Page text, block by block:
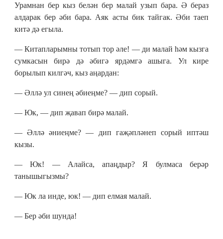
Урамнан бер кыз белән бер малай узып бара. Ә бераз
алдарак бер әби бара. Аяк асты бик тайгак. Әби таеп
китә дә егыла.
— Китапларымны тотып тор әле! — ди малай һәм кызга
сумкасын бирә дә әбигә ярдәмгә ашыга. Ул кире
борылып килгәч, кыз аңардан:
— Әллә ул синең әбиеңме? — дип сорый.
— Юк, — дип җавап бирә малай.
— Әллә әниеңме? — дип гаҗәпләнеп сорый иптәш
кызы.
— Юк! — Алайса, апаңдыр? Я булмаса берәр
танышыгызмы?
— Юк ла инде, юк! — дип елмая малай.
— Бер әби шунда!